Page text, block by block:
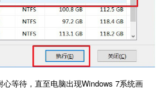
等待，直至电脑出现Windows 7系统画